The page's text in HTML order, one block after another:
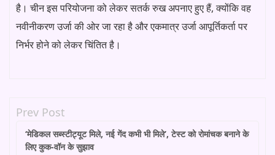
है। चीन इस परियोजना को लेकर सतर्क रुख अपनाए हुए हैं, क्योंकि वह
नवीनीकरण उर्जा की ओर जा रहा है और एकमात्र उर्जा आपूर्तिकर्ता पर
निर्भर होने को लेकर चिंतित है।
Prev Post
‘मेडिकल सब्स्टीट्यूट मिले, नई गेंद कभी भी मिले’, टेस्ट को रोमांचक बनाने के
लिए कुक-वॉन के सुझाव